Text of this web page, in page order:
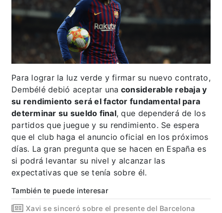
Para lograr la luz verde y firmar su nuevo contrato,
Dembélé debió aceptar una considerable rebaja y
su rendimiento será el factor fundamental para
determinar su sueldo final, que dependerá de los
partidos que juegue y su rendimiento. Se espera
que el club haga el anuncio oficial en los próximos
días. La gran pregunta que se hacen en España es
si podrá levantar su nivel y alcanzar las
expectativas que se tenía sobre él.
También te puede interesar
Xavi se sinceró sobre el presente del Barcelona